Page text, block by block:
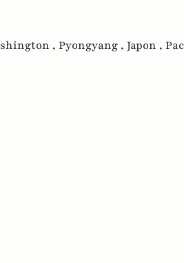
, Pyongyang , Japon ,